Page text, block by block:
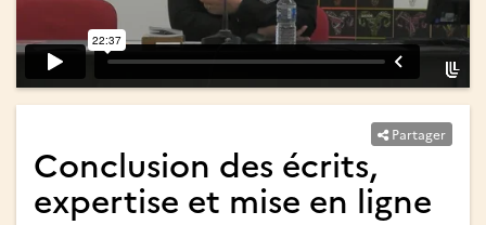
Partager
Conclusion des écrits,
expertise et mise en ligne